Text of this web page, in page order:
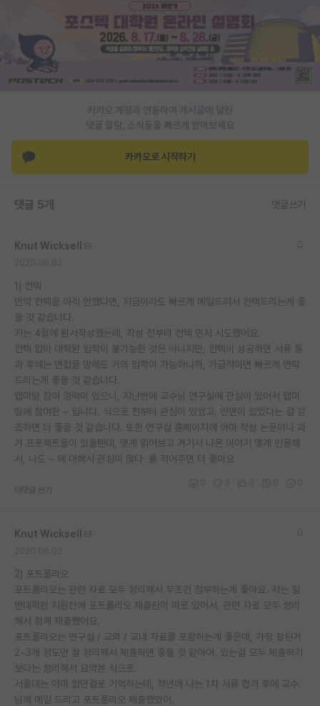
PI 전용 게시판
인문사회 계열 게시판
반도체/AI 게시판
장학금/장학생 게시판
홍보 게시판
커리어
이벤트
반도체 아카데미
재팬라운지 🌸
카카오 계정과 연동하여 게시글에 달린
댓글 알람, 소식등을 빠르게 받아보세요
카카오로 시작하기
댓글 5개 댓글쓰기
Knut Wicksell
1) 컨텍
만약 컨텍을 아직 안했다면, 지금이라도 빠르게 메일드려서 컨텍드리는게 좋
을 것 같습니다.
저는 4월에 원서작성했는데, 작성 전부터 컨텍 먼저 시도했어요.
컨텍 없이 대학원 입학이 불가능한 것은 아니지만, 컨텍이 성공하면 서류 통
과 후에는 면접을 망해도 거의 입학이 가능하니까, 가급적이면 빠르게 연락
드리는게 좋을 것 같습니다.
랩미팅 참여 경력이 있으니, 지난번에 교수님 연구실에 관심이 있어서 랩미
팅에 참여한 ~ 입니다. 식으로 전부터 관심이 있었고, 안면이 있었다는 걸 강
조하면 더 좋을 것 같습니다. 또한 연구실 홈페이지에 아마 작성 논문이나 과
거 프로젝트들이 있을텐데, 몇개 읽어보고 거기서 나온 이야기 몇개 인용해
서, 나도 ~ 에 대해서 관심이 많다. 를 적어주면 더 좋아요
대댓글 쓰기
Knut Wicksell
2) 포트폴리오
포트폴리오는 관련 자료 모두 정리해서 무조건 첨부하는게 좋아요. 저는 일
반대학원 지원칸에 포트폴리오 제출란이 따로 있어서, 관련 자료 모두 정리
해서 함께 제출했어요.
포트폴리오는 연구실 / 교외 / 교내 자료를 포함하는게 좋은데, 가장 잘된거
2~3개 정도만 잘 정리해서 제출하면 좋을 것 같아여. 있는걸 모두 제출하기
보다는 정리해서 요약본 식으로.
서울대는 아마 없던걸로 기억하는데, 작년에 나는 1차 서류 합격 후에 교수
님께 메일 드리고 포트폴리오 제출했었어.